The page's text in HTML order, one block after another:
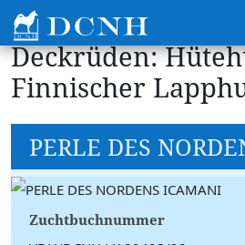
Deckrüden:
Finnischer
PERLE DES
Zuchtbuchnummer